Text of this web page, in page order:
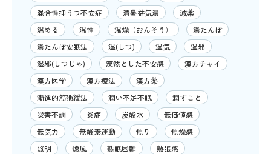
混合性抑うつ不安症
清暑益気湯
減薬
温める
温性 温燥（おんそう）
湯たんぽ
湯たんぽ安眠法
湿(しつ) 湿気
湿邪
湿邪(しつじゃ)
漠然とした不安感
漢方チャイ
漢方医学
漢方療法
漢方薬
漸進的筋弛緩法
潤い不足不眠
潤すこと
災害不調
炎症 炭酸水
無価値感
無気力
無酸素運動 焦り
焦燥感
照明
熄風 熟眠困難
熟眠感